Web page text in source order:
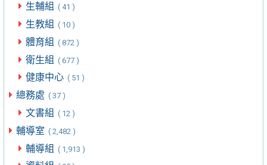
生輔組 ( 41 )
生教組 ( 10 )
體育組 ( 872 )
衛生組 ( 677 )
健康中心 ( 51 )
總務處 ( 37 )
文書組 ( 12 )
輔導室 ( 2,482 )
輔導組 ( 1,913 )